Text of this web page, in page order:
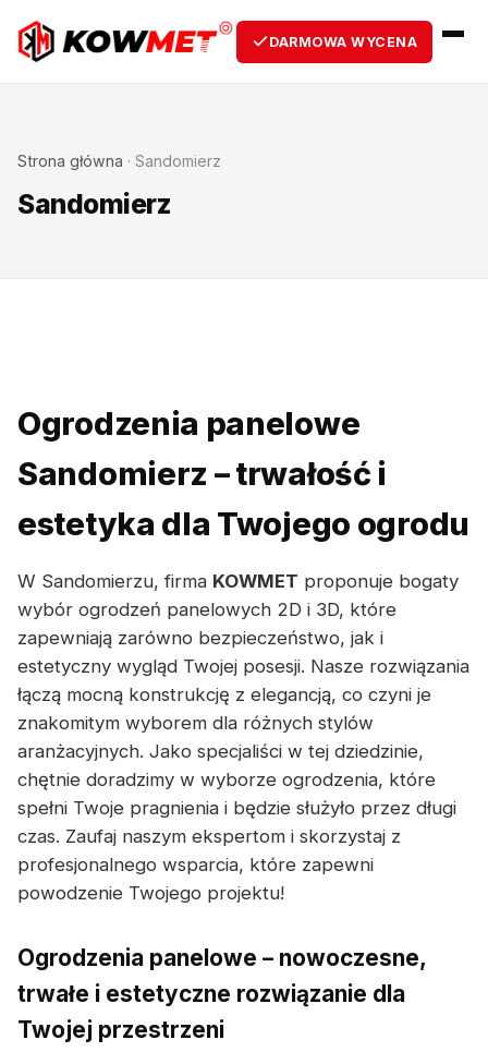
DARMOWA WYCENA
Strona główna · Sandomierz
Sandomierz
Ogrodzenia panelowe
Sandomierz – trwałość i
estetyka dla Twojego ogrodu
W Sandomierzu, firma KOWMET proponuje bogaty
wybór ogrodzeń panelowych 2D i 3D, które
zapewniają zarówno bezpieczeństwo, jak i
estetyczny wygląd Twojej posesji. Nasze rozwiązania
łączą mocną konstrukcję z elegancją, co czyni je
znakomitym wyborem dla różnych stylów
aranżacyjnych. Jako specjaliści w tej dziedzinie,
chętnie doradzimy w wyborze ogrodzenia, które
spełni Twoje pragnienia i będzie służyło przez długi
czas. Zaufaj naszym ekspertom i skorzystaj z
profesjonalnego wsparcia, które zapewni
powodzenie Twojego projektu!
Ogrodzenia panelowe – nowoczesne,
trwałe i estetyczne rozwiązanie dla
Twojej przestrzeni